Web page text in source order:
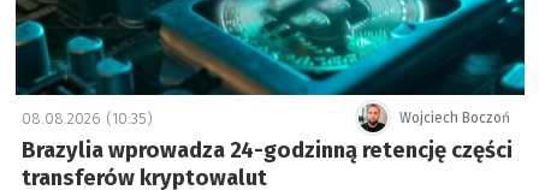
Wojciech Boczoń
08.08.2026 (10:35)
Brazylia wprowadza 24-godzinną retencję części
transferów kryptowalut